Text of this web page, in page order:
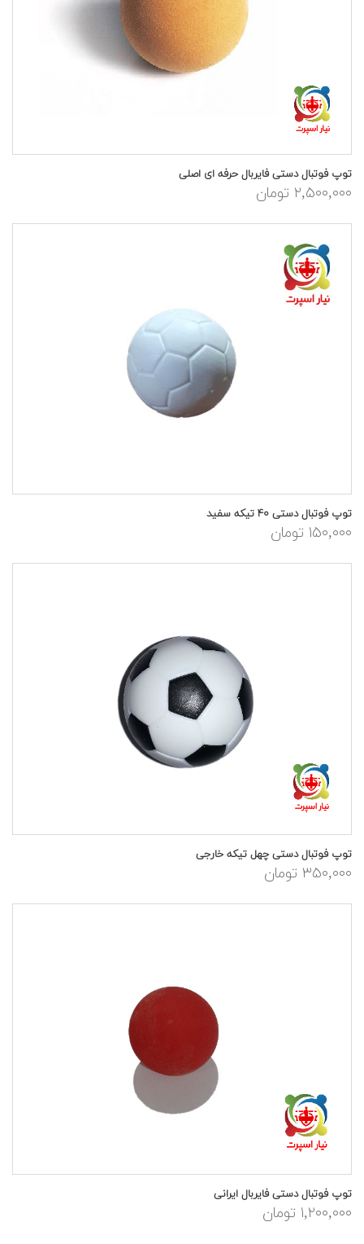
توپ فوتبال دستی فایربال حرفه ای اصلی
۲,۵۰۰,۰۰۰ تومان
توپ فوتبال دستی ۴۰ تیکه سفید
۱۵۰,۰۰۰ تومان
توپ فوتبال دستی چهل تیکه خارجی
۳۵۰,۰۰۰ تومان
توپ فوتبال دستی فایربال ایرانی
۱,۲۰۰,۰۰۰ تومان